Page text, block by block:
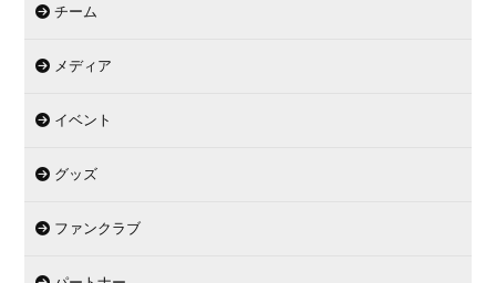
チーム
メディア
イベント
グッズ
ファンクラブ